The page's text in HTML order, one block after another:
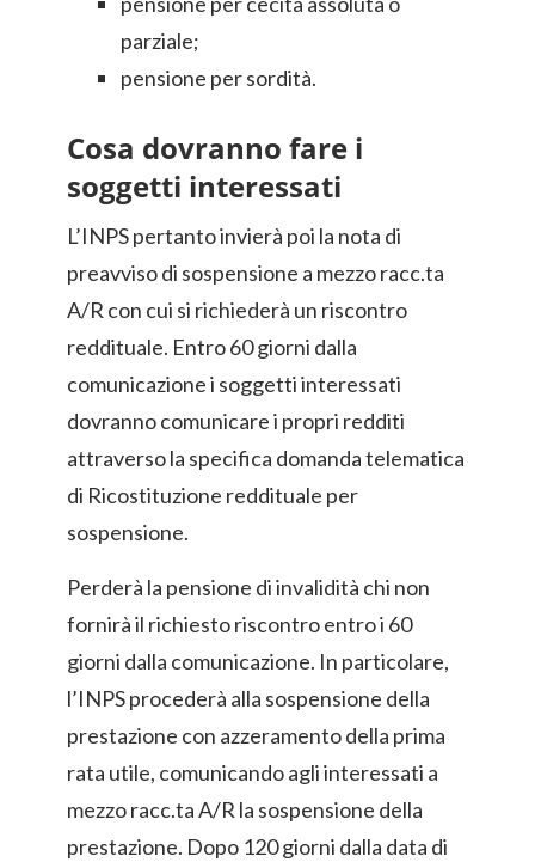
parziale;
pensione per sordità.
Cosa dovranno fare i
soggetti interessati
L’INPS pertanto invierà poi la nota di
preavviso di sospensione a mezzo racc.ta
A/R con cui si richiederà un riscontro
reddituale. Entro 60 giorni dalla
comunicazione i soggetti interessati
dovranno comunicare i propri redditi
attraverso la specifica domanda telematica
di Ricostituzione reddituale per
sospensione.
Perderà la pensione di invalidità chi non
fornirà il richiesto riscontro entro i 60
giorni dalla comunicazione. In particolare,
l’INPS procederà alla sospensione della
prestazione con azzeramento della prima
rata utile, comunicando agli interessati a
mezzo racc.ta A/R la sospensione della
prestazione. Dopo 120 giorni dalla data di